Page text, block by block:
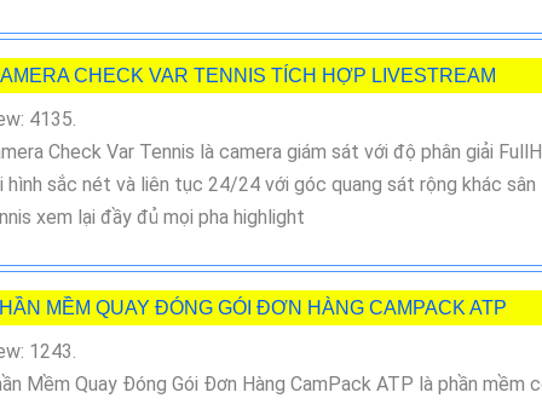
CHECK VAR TENNIS TÍCH HỢP LIVESTREAM
4135.
Check Var Tennis là camera giám sát với độ phân giải
hình sắc nét và liên tục 24/24 với góc quang sát rộng khác sân
xem lại đầy đủ mọi pha highlight
MỀM QUAY ĐÓNG GÓI ĐƠN HÀNG CAMPACK ATP
1243.
Mềm Quay Đóng Gói Đơn Hàng CamPack ATP là phần mềm